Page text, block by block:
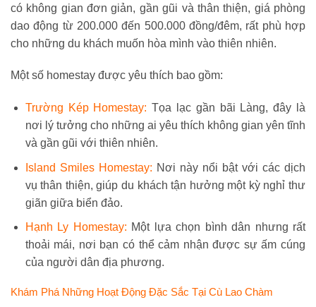
có không gian đơn giản, gần gũi và thân thiện, giá phòng
dao động từ 200.000 đến 500.000 đồng/đêm, rất phù hợp
cho những du khách muốn hòa mình vào thiên nhiên.
Một số homestay được yêu thích bao gồm:
Trường Kép Homestay: Tọa lạc gần bãi Làng, đây là
nơi lý tưởng cho những ai yêu thích không gian yên tĩnh
và gần gũi với thiên nhiên.
Island Smiles Homestay: Nơi này nổi bật với các dịch
vụ thân thiện, giúp du khách tận hưởng một kỳ nghỉ thư
giãn giữa biển đảo.
Hạnh Ly Homestay: Một lựa chọn bình dân nhưng rất
thoải mái, nơi bạn có thể cảm nhận được sự ấm cúng
của người dân địa phương.
Khám Phá Những Hoạt Động Đặc Sắc Tại Cù Lao Chàm